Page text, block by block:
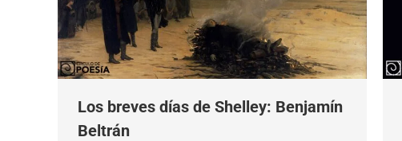
Los breves días de Shelley: Benjamín
Beltrán